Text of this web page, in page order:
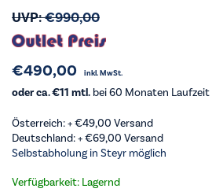
UVP:€990,00
€490,00 inkl. MwSt.
oder ca. €11 mtl. bei 60 Monaten Laufzeit
Österreich: +€49,00 Versand
Deutschland: +€69,00 Versand
Selbstabholung in Steyr möglich
Verfügbarkeit: Lagernd